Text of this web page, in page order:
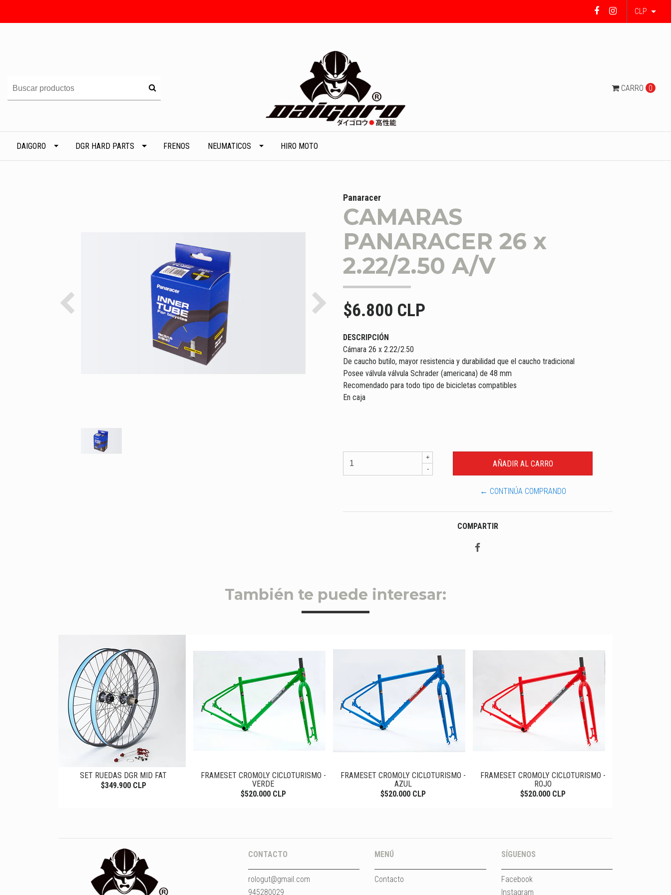
CLP
CARRO 0
DAIGORO DGR HARD PARTS FRENOS NEUMATICOS HIRO MOTO
Previous Next
Panaracer
CAMARAS
PANARACER 26 x
2.22/2.50 A/V
$6.800 CLP
DESCRIPCIÓN
Cámara 26 x 2.22/2.50
De caucho butilo, mayor resistencia y durabilidad que el caucho tradicional
Posee válvula válvula Schrader (americana) de 48 mm
Recomendado para todo tipo de bicicletas compatibles
En caja
+
-
← CONTINÚA COMPRANDO
COMPARTIR
También te puede interesar:
SET RUEDAS DGR MID FAT
$349.900 CLP
FRAMESET CROMOLY CICLOTURISMO -
VERDE
$520.000 CLP
FRAMESET CROMOLY CICLOTURISMO -
AZUL
$520.000 CLP
FRAMESET CROMOLY CICLOTURISMO -
ROJO
$520.000 CLP
CONTACTO
rologut@gmail.com
945280029
MENÚ
Contacto
SÍGUENOS
Facebook
Instagram